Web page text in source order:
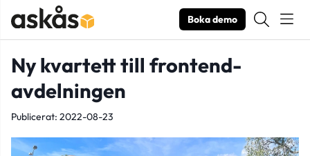
Boka demo
Ny kvartett till frontend-
avdelningen
Publicerat: 2022-08-23